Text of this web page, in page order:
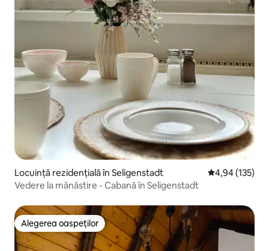
Locuință rezidențială în Seligenstadt Scor mediu de
4,94 (135)
Vedere la mănăstire - Cabană în Seligenstadt
Alegerea oaspeților
Alegerea oaspeților